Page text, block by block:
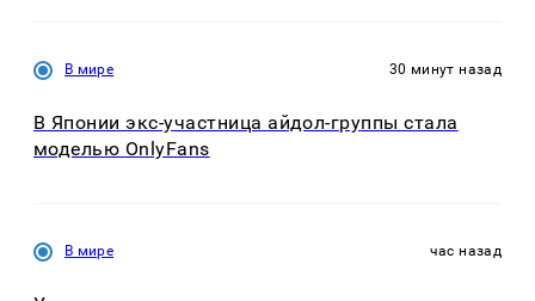
В мире 30 минут назад
В Японии экс-участница айдол-группы стала
моделью OnlyFans
В мире час назад